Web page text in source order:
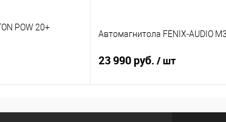
POW 20+
Автомагнитола FENIX-AUDIO
23 990 руб. / шт